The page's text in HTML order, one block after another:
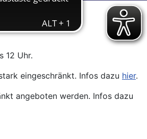
12 Uhr.
eingeschränkt. Infos dazu hier.
angeboten werden. Infos dazu